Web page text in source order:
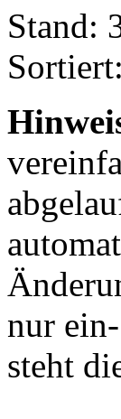
Stand:
nur
steht